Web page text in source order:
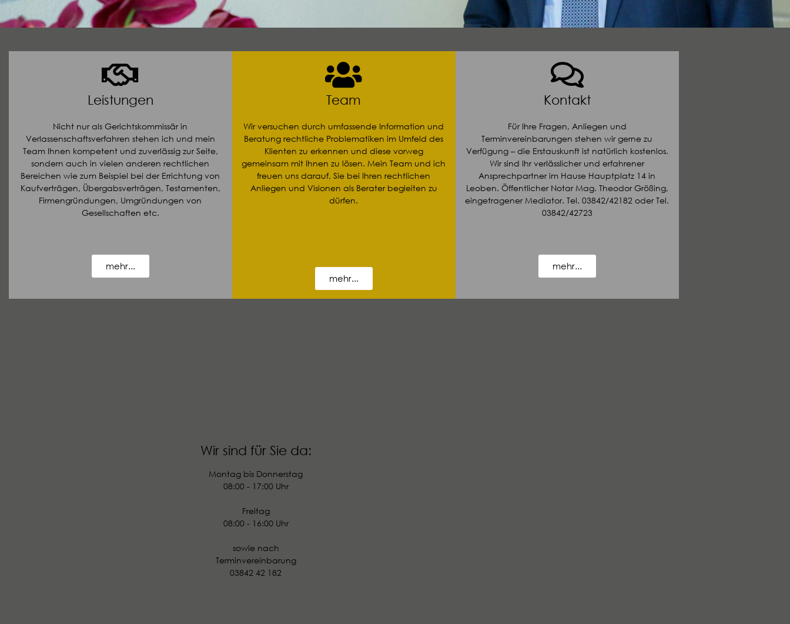
Leistungen
Nicht nur als Gerichtskommissär in
Verlassenschaftsverfahren stehen ich und mein
Team Ihnen kompetent und zuverlässig zur Seite,
sondern auch in vielen anderen rechtlichen
Bereichen wie zum Beispiel bei der Errichtung von
Kaufverträgen, Übergabsverträgen, Testamenten,
Firmengründungen, Umgründungen von
Gesellschaften etc.
mehr...
Team
Wir versuchen durch umfassende Information und
Beratung rechtliche Problematiken im Umfeld des
Klienten zu erkennen und diese vorweg
gemeinsam mit Ihnen zu lösen. Mein Team und ich
freuen uns darauf, Sie bei Ihren rechtlichen
Anliegen und Visionen als Berater begleiten zu
dürfen.
mehr...
Kontakt
Für Ihre Fragen, Anliegen und
Terminvereinbarungen stehen wir gerne zu
Verfügung – die Erstauskunft ist natürlich kostenlos.
Wir sind Ihr verlässlicher und erfahrener
Ansprechpartner im Hause Hauptplatz 14 in
Leoben. Öffentlicher Notar Mag. Theodor Größing,
eingetragener Mediator. Tel. 03842/42182 oder Tel.
03842/42723
mehr...
Wir sind für Sie da:
Montag bis Donnerstag
08:00 - 17:00 Uhr
Freitag
08:00 - 16:00 Uhr
sowie nach
Terminvereinbarung
03842 42 182
Wir sind für Sie da:
Montag bis Donnerstag
08:00 - 17:00 Uhr
Freitag
08:00 - 16:00 Uhr
sowie nach
Terminvereinbarung
03842 42 182